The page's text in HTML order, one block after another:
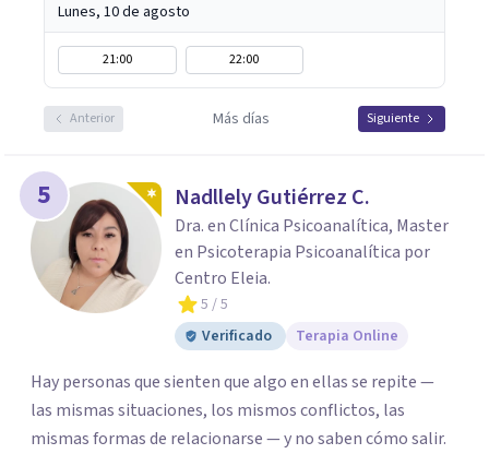
Lunes, 10 de agosto
21:00 22:00
Anterior Más días Siguiente
5 Nadllely Gutiérrez C.
Dra. en Clínica Psicoanalítica, Master
en Psicoterapia Psicoanalítica por
Centro Eleia.
5 / 5
Verificado
Terapia Online
Hay personas que sienten que algo en ellas se repite —
las mismas situaciones, los mismos conflictos, las
mismas formas de relacionarse — y no saben cómo salir.